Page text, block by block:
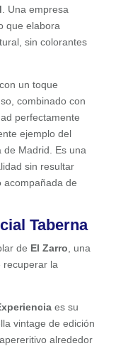
. Una empresa
que elabora
sin colorantes
un toque
combinado con
perfectamente
ejemplo del
de Madrid. Es una
sin resultar
acompañada de
Taberna
de El Zarro , una
recuperar la
es su
vintage de edición
alrededor